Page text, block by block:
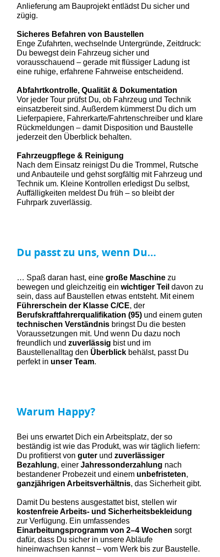
Anlieferung am Bauprojekt entlädst Du sicher und
zügig.
Sicheres Befahren von Baustellen
Enge Zufahrten, wechselnde Untergründe, Zeitdruck:
Du bewegst dein Fahrzeug sicher und
vorausschauend – gerade mit flüssiger Ladung ist
eine ruhige, erfahrene Fahrweise entscheidend.
Abfahrtkontrolle, Qualität & Dokumentation
Vor jeder Tour prüfst Du, ob Fahrzeug und Technik
einsatzbereit sind. Außerdem kümmerst Du dich um
Lieferpapiere, Fahrerkarte/Fahrtenschreiber und klare
Rückmeldungen – damit Disposition und Baustelle
jederzeit den Überblick behalten.
Fahrzeugpflege & Reinigung
Nach dem Einsatz reinigst Du die Trommel, Rutsche
und Anbauteile und gehst sorgfältig mit Fahrzeug und
Technik um. Kleine Kontrollen erledigst Du selbst,
Auffälligkeiten meldest Du früh – so bleibt der
Fuhrpark zuverlässig.
Du passt zu uns, wenn Du...
… Spaß daran hast, eine große Maschine zu
bewegen und gleichzeitig ein wichtiger Teil davon zu
sein, dass auf Baustellen etwas entsteht. Mit einem
Führerschein der Klasse C/CE, der
Berufskraftfahrerqualifikation (95) und einem guten
technischen Verständnis bringst Du die besten
Voraussetzungen mit. Und wenn Du dazu noch
freundlich und zuverlässig bist und im
Baustellenalltag den Überblick behälst, passt Du
perfekt in unser Team.
Warum Happy?
Bei uns erwartet Dich ein Arbeitsplatz, der so
beständig ist wie das Produkt, was wir täglich liefern:
Du profitierst von guter und zuverlässiger
Bezahlung, einer Jahressonderzahlung nach
bestandener Probezeit und einem unbefristeten,
ganzjährigen Arbeitsverhältnis, das Sicherheit gibt.
Damit Du bestens ausgestattet bist, stellen wir
kostenfreie Arbeits- und Sicherheitsbekleidung
zur Verfügung. Ein umfassendes
Einarbeitungsprogramm von 2–4 Wochen sorgt
dafür, dass Du sicher in unsere Abläufe
hineinwachsen kannst – vom Werk bis zur Baustelle.